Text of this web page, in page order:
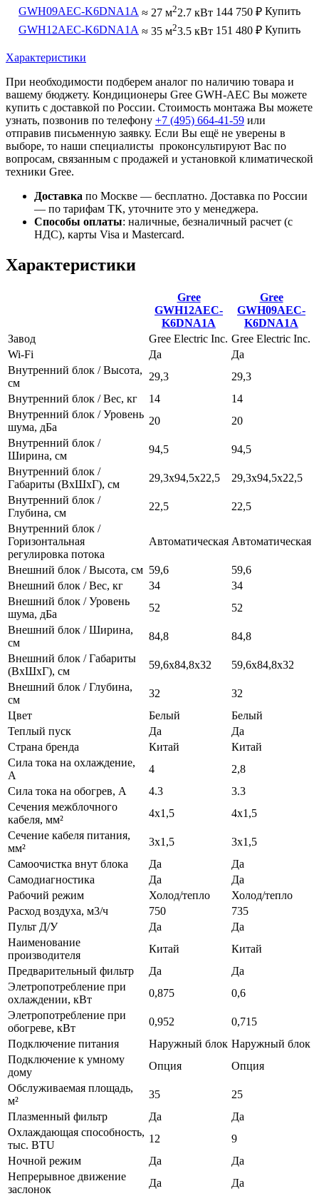
GWH09AEC-K6DNA1A ≈ 27 м22.7 кВт 144 750 ₽ Купить
GWH12AEC-K6DNA1A ≈ 35 м23.5 кВт 151 480 ₽ Купить
Характеристики
При необходимости подберем аналог по наличию товара и
вашему бюджету. Кондиционеры Gree GWH-AEC Вы можете
купить с доставкой по России. Стоимость монтажа Вы можете
узнать, позвонив по телефону +7 (495) 664-41-59 или
отправив письменную заявку. Если Вы ещё не уверены в
выборе, то наши специалисты проконсультируют Вас по
вопросам, связанным с продажей и установкой климатической
техники Gree.
Доставка по Москве — бесплатно. Доставка по России
— по тарифам ТК, уточните это у менеджера.
Способы оплаты: наличные, безналичный расчет (с
НДС), карты Visa и Mastercard.
Характеристики
Gree
GWH12AEC-
K6DNA1A
Gree
GWH09AEC-
K6DNA1A
Завод
Gree Electric Inc. Gree Electric Inc.
Wi-Fi
Да
Да
Внутренний блок / Высота,
см
29,3
29,3
Внутренний блок / Вес, кг
14
14
Внутренний блок / Уровень
шума, дБа
20
20
Внутренний блок /
Ширина, см
94,5
94,5
Внутренний блок /
Габариты (ВхШхГ), см
29,3х94,5х22,5
29,3х94,5х22,5
Внутренний блок /
Глубина, см
22,5
22,5
Внутренний блок /
Горизонтальная
регулировка потока
Автоматическая Автоматическая
Внешний блок / Высота, см 59,6
59,6
Внешний блок / Вес, кг
34
34
Внешний блок / Уровень
шума, дБа
52
52
Внешний блок / Ширина,
см
84,8
84,8
Внешний блок / Габариты
(ВхШхГ), см
59,6х84,8х32
59,6х84,8х32
Внешний блок / Глубина,
см
32
32
Цвет
Белый
Белый
Теплый пуск
Да
Да
Страна бренда
Китай
Китай
Сила тока на охлаждение,
А
4
2,8
Сила тока на обогрев, А
4.3
3.3
Сечения межблочного
кабеля, мм²
4х1,5
4х1,5
Сечение кабеля питания,
мм²
3х1,5
3х1,5
Самоочистка внут блока
Да
Да
Самодиагностика
Да
Да
Рабочий режим
Холод/тепло
Холод/тепло
Расход воздуха, м3/ч
750
735
Пульт Д/У
Да
Да
Наименование
производителя
Китай
Китай
Предварительный фильтр
Да
Да
Элетропотребление при
охлаждении, кВт
0,875
0,6
Элетропотребление при
обогреве, кВт
0,952
0,715
Подключение питания
Наружный блок Наружный блок
Подключение к умному
дому
Опция
Опция
Обслуживаемая площадь,
м²
35
25
Плазменный фильтр
Да
Да
Охлаждающая способность,
тыс. BTU
12
9
Ночной режим
Да
Да
Непрерывное движение
заслонок
Да
Да